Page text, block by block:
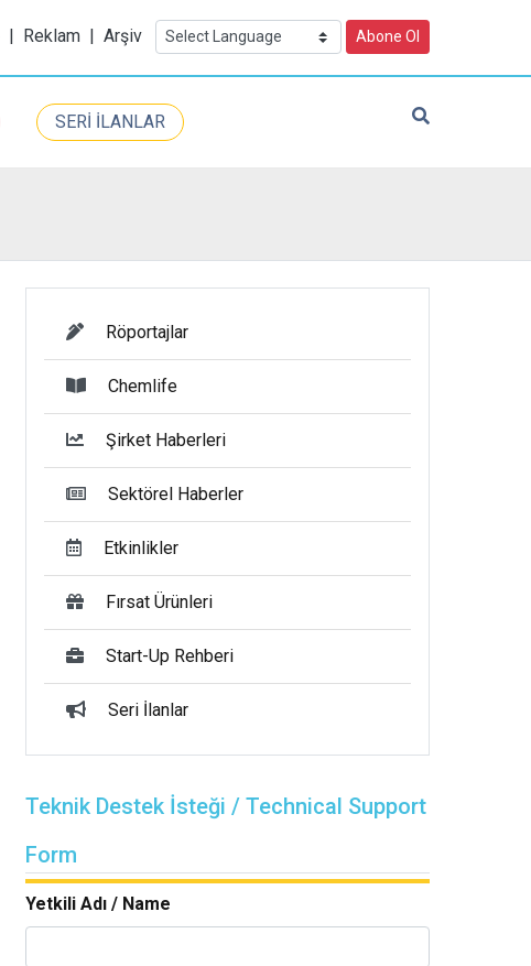
| Reklam | Arşiv Abone Ol
SERİ İLANLAR
Röportajlar
Chemlife
Şirket Haberleri
Sektörel Haberler
Etkinlikler
Fırsat Ürünleri
Start-Up Rehberi
Seri İlanlar
Teknik Destek İsteği / Technical Support
Form
Yetkili Adı / Name